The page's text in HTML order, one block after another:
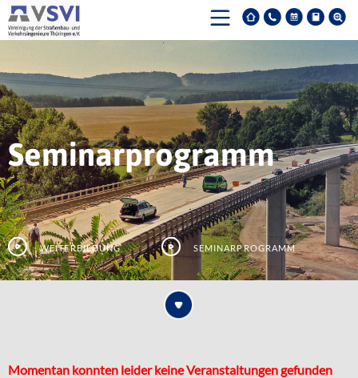
Seminarprogramm
Weiterbildung Seminarprogramm
Momentan konnten leider keine Veranstaltungen gefunden